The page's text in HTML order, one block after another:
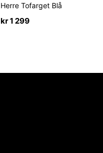
Herre Tofarget Blå
kr1 299